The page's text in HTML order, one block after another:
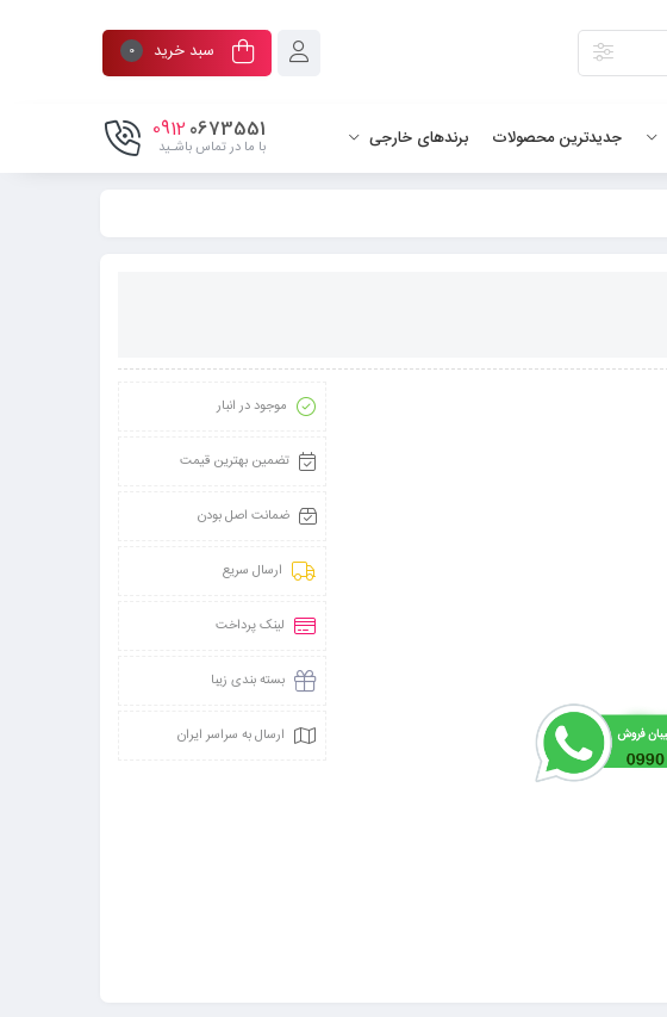
سبد خرید 0
جدیدترین محصولات برندهای خارجی 0673551
0912
با ما در تماس باشـید
موجود در انبار
تضمین بهترین قیمت
ضمانت اصل بودن
ارسال سریع
لینک پرداخت
بسته بندی زیبا
ارسال به سراسر ایران